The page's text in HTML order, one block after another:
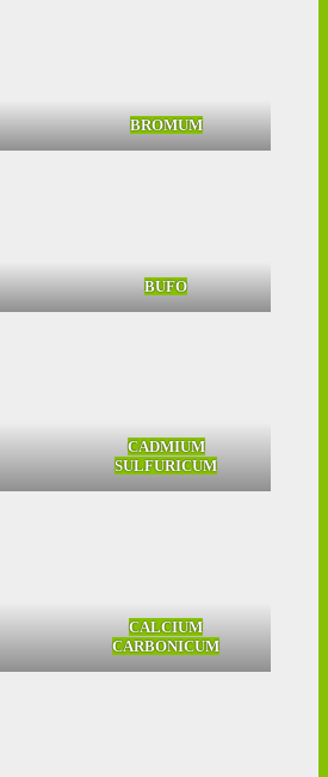
BROMUM
BUFO
CADMIUM
SULFURICUM
CALCIUM
CARBONICUM